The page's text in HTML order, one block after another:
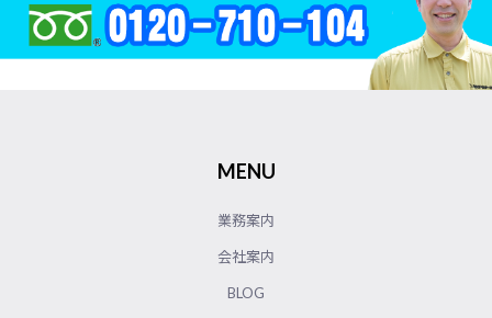
MENU
業務案内
会社案内
BLOG